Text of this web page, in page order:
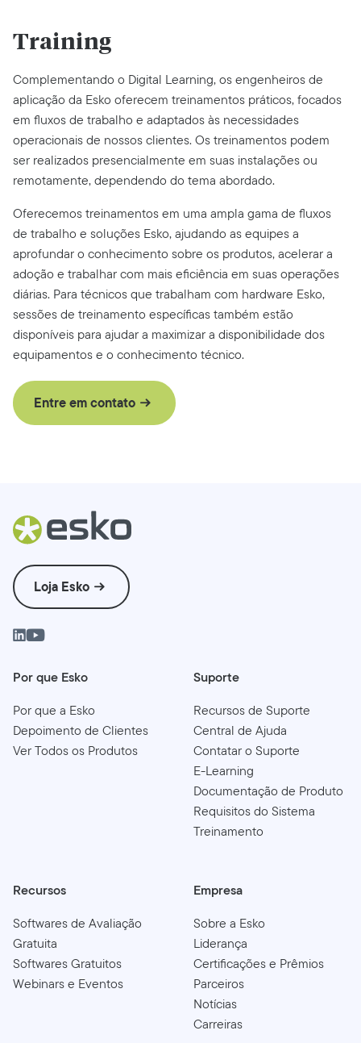
Training
Complementando o Digital Learning, os engenheiros de
aplicação da Esko oferecem treinamentos práticos, focados
em fluxos de trabalho e adaptados às necessidades
operacionais de nossos clientes. Os treinamentos podem
ser realizados presencialmente em suas instalações ou
remotamente, dependendo do tema abordado.
Oferecemos treinamentos em uma ampla gama de fluxos
de trabalho e soluções Esko, ajudando as equipes a
aprofundar o conhecimento sobre os produtos, acelerar a
adoção e trabalhar com mais eficiência em suas operações
diárias. Para técnicos que trabalham com hardware Esko,
sessões de treinamento específicas também estão
disponíveis para ajudar a maximizar a disponibilidade dos
equipamentos e o conhecimento técnico.
Entre em contato
Loja Esko
Por que Esko
Por que a Esko
Depoimento de Clientes
Ver Todos os Produtos
Suporte
Recursos de Suporte
Central de Ajuda
Contatar o Suporte
E-Learning
Documentação de Produto
Requisitos do Sistema
Treinamento
Recursos
Softwares de Avaliação
Gratuita
Softwares Gratuitos
Webinars e Eventos
Empresa
Sobre a Esko
Liderança
Certificações e Prêmios
Parceiros
Notícias
Carreiras